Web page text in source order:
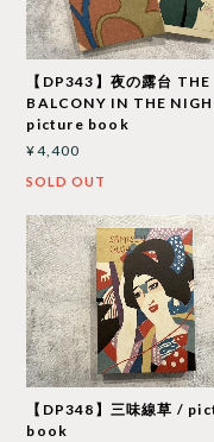
【DP343】夜の露台 THE
BALCONY IN THE
picture book
¥4,400
SOLD OUT
【DP348】三味線草 /
book